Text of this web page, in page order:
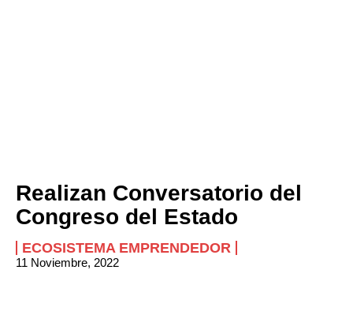
Realizan Conversatorio del
Congreso del Estado
ECOSISTEMA EMPRENDEDOR
11 Noviembre, 2022